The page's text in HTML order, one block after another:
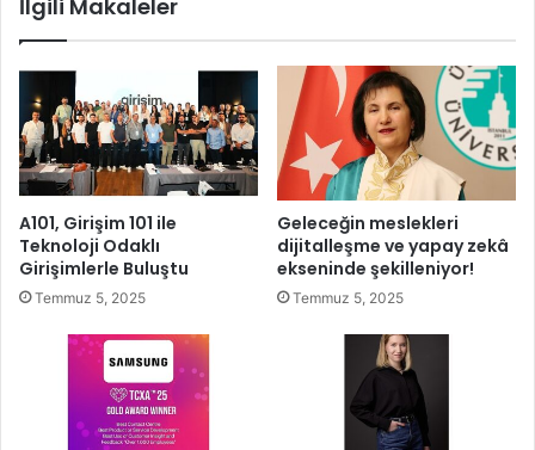
h
a
l
y
e
ı
i
G
ü
m
a
g
İlgili Makaleler
A101, Girişim 101 ile
Teknoloji Odaklı
Girişimlerle Buluştu
Temmuz 5, 2025
Geleceğin meslekleri
dijitalleşme ve yapay zekâ
ekseninde şekilleniyor!
Temmuz 5, 2025